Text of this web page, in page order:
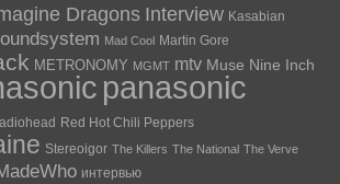
Dragons Interview Kasabian
Mad Cool Martin Gore
METRONOMY MGMT mtv Muse Nine Inch
panasonic
Red Hot Chili Peppers
Stereoigor The Killers The National The Verve
интервью